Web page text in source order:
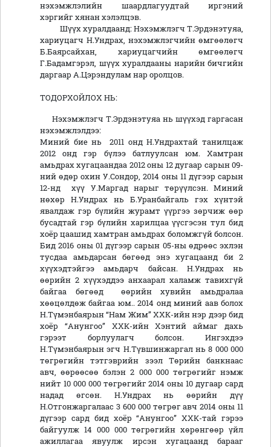
нэхэмжлэлийн шаардлагуудтай иргэний
хэргийг хянан хэлэлцэв.
Шүүх хуралдаанд: Нэхэмжлэгч Т.Эрдэнэтуяа,
хариуцагч Н.Ундрах, нэхэмжлэгчийн өмгөөлөгч
Б.Баярсайхан, хариуцагчийн өмгөөлөгч
Г.Бадамгэрэл, шүүх хуралдааны нарийн бичгийн
даргаар А.Цэрэндулам нар оролцов.
ТОДОРХОЙЛОХ НЬ:
Нэхэмжлэгч Т.Эрдэнэтуяа нь шүүхэд гаргасан
нэхэмжлэлдээ:
Миний бие нь 2011 онд Н.Ундрахтай танилцаж
2012 онд гэр бүлээ батлуулсан юм. Хамтран
амьдрах хугацаандаа 2012 оны 12 дугаар сарын 09-
ний өдөр охин У.Сондор, 2014 оны 11 дүгээр сарын
12-нд хүү У.Маргад нарыг төрүүлсэн. Миний
нөхөр Н.Ундрах нь Б.Уранбайгаль гэх хүнтэй
явалдаж гэр бүлийн журамт үүргээ зөрчиж өөр
бусадтай гэр бүлийн харилцаа үүсгэсэн тул бид
хоёр цаашид хамтран амьдрах боломжгүй болсон.
Бид 2016 оны 01 дүгээр сарын 05-ны өдрөөс эхлэн
тусдаа амьдарсан бөгөөд энэ хугацаанд би 2
хүүхэдтэйгээ амьдарч байсан. Н.Ундрах нь
өөрийн 2 хүүхэддээ анхаарал халамж тавихгүй
байгаа бөгөөд өөрийн хувийн амьдралаа
хөөцөлдөж байгаа юм.. 2014 онд миний аав болох
Н.Түмэнбаярын “Нам Жим” ХХК-ийн нэр дээр бид
хоёр “Анунгоо” ХХК-ийн Хэнтий аймаг дахь
гэрээт борлуулагч болсон. Ингэхдээ
Н.Түмэнбаярын эгч Н.Түвшинжаргал нь 8 000 000
төгрөгийн тэтгэврийн зээл Төрийн банкнаас
авч, өөрөөсөө бэлэн 2 000 000 төгрөгийг нэмж
нийт 10 000 000 төгрөгийг 2014 оны 10 дугаар сард
надад өгсөн. Н.Ундрах нь өөрийн дүү
Н.Отгонжаргалаас 3 600 000 төгрөг авч 2014 оны 11
дүгээр сард бид хоёр “Анунгоо” ХХК-тай гэрээ
байгуулж 14 000 000 төгрөгийн хөрөнгөөр үйл
ажиллагаа явуулж ирсэн хугацаанд барааг